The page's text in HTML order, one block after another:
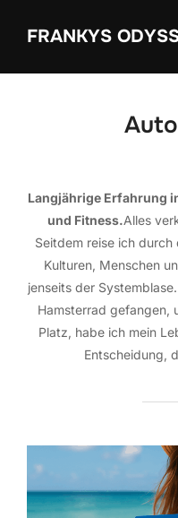
InhaltFRANKYS
Langjährige Erfahrung
und Fitness.Alles
Seitdem reise ich
Kulturen, Menschen
jenseits der Systemblase.
Hamsterrad gefangen,
Platz, habe ich mein
Entscheidung,